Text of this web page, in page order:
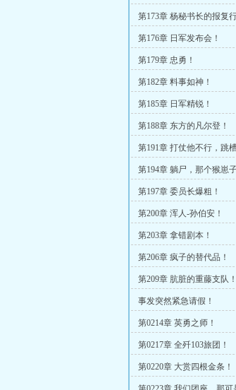
第173章 杨秘书长的报复
第176章 日军发布会！
第179章 忠勇！
第182章 料事如神！
第185章 日军精锐！
第188章 东方的凡尔登！
第191章 打仗他不行，跳
第194章 躺尸，那个猴崽
第197章 委员长爆粗！
第200章 浑人-孙伯安！
第203章 拿错剧本！
第206章 疯子的替代品！
第209章 肮脏的重藤支队！
事发突然紧急请假！
第0214章 英勇之师！
第0217章 全歼103旅团！
第0220章 大赏四根金条！